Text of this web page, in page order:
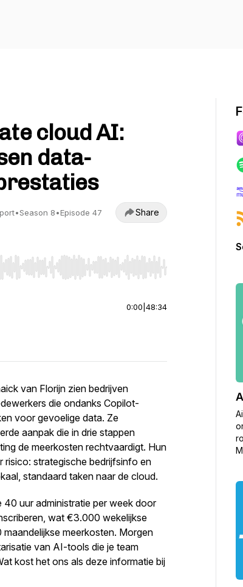
cloud AI:
data-
•Season 8•Episode 47 Share
Home/End to jump to start or end. Hold shift to
0:00 48:34
van Florijn zien bedrijven
die ondanks Copilot-
voor gevoelige data. Ze
aanpak die in drie stappen
de meerkosten rechtvaardigt. Hun
risico: strategische bedrijfsinfo en
standaard taken naar de cloud.
uur administratie per week door
wat €3.000 wekelijkse
meerkosten. Morgen
van AI-tools die je team
kost het ons als deze informatie bij